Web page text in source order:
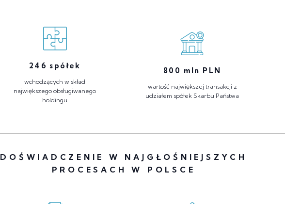
246 spółek
wchodzących w skład
największego obsługiwanego
holdingu
800 mln PLN
wartość największej transakcji z
udziałem spółek Skarbu Państwa
DOŚWIADCZENIE W NAJGŁOŚNIEJSZYCH
PROCESACH W POLSCE